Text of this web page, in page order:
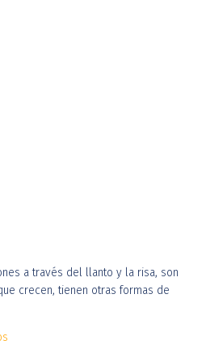
a través del llanto y la risa, son
crecen, tienen otras formas de